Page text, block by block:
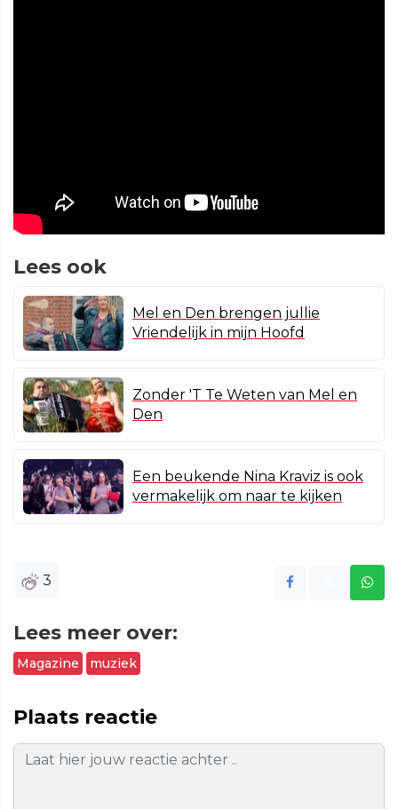
Lees ook
Mel en Den brengen jullie
Vriendelijk in mijn Hoofd
Zonder 'T Te Weten van Mel en
Den
Een beukende Nina Kraviz is ook
vermakelijk om naar te kijken
3
Lees meer over:
Magazine muziek
Plaats reactie